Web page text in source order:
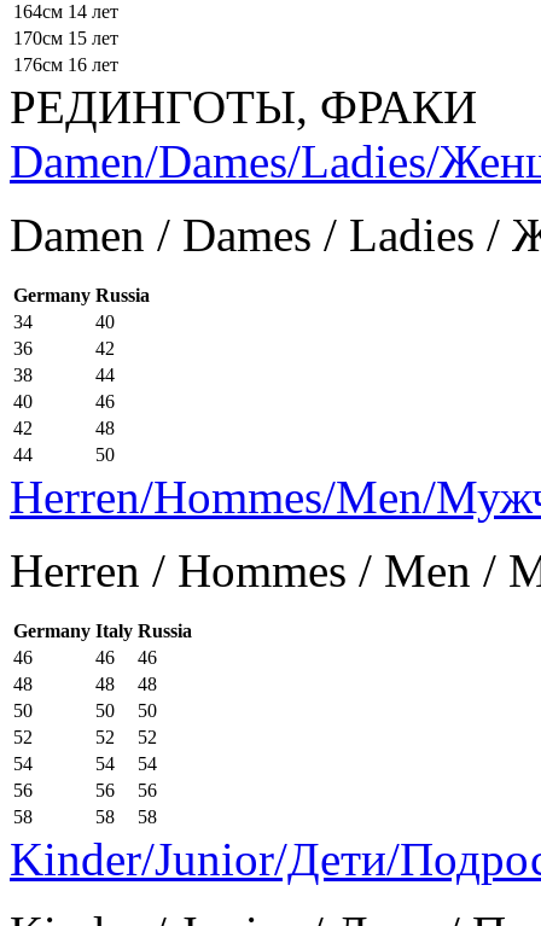
164см 14 лет
170см 15 лет
176см 16 лет
РЕДИНГОТЫ, ФРАКИ
Damen/Dames/Ladies/
Damen / Dames / Ladies
Germany Russia
34
40
36
42
38
44
40
46
42
48
44
50
Herren/Hommes/Men/
Herren / Hommes / Men /
Germany Italy Russia
46
46
46
48
48
48
50
50
50
52
52
52
54
54
54
56
56
56
58
58 58
Kinder/Junior/Дети/